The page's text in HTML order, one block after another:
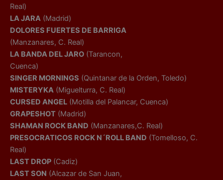
Real)
LA JARA (Madrid)
DOLORES FUERTES DE BARRIGA
(Manzanares, C. Real)
LA BANDA DEL JARO (Tarancon,
Cuenca)
SINGER MORNINGS (Quintanar de la Orden, Toledo)
MISTERYKA (Miguelturra, C. Real)
CURSED ANGEL (Motilla del Palancar, Cuenca)
GRAPESHOT (Madrid)
SHAMAN ROCK BAND (Manzanares,C. Real)
PRESOCRATICOS ROCK N´ROLL BAND (Tomelloso, C.
Real)
LAST DROP (Cadiz)
LAST SON (Alcazar de San Juan,